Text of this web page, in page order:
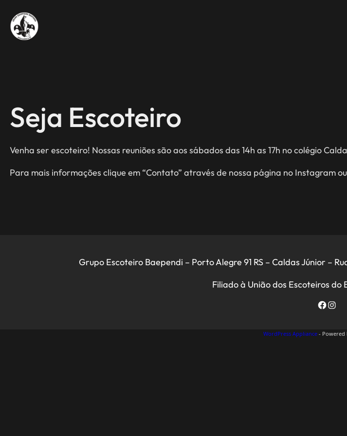
para
Seja Escoteiro
Venha ser escoteiro! Nossas reuniões são aos sábados das 14h as 17h no colégio
Para mais informações clique em “Contato” através de nossa página no Instagram
Grupo Escoteiro Baependi – Porto Alegre 91 RS – Caldas Júnior –
Filiado à União dos Escoteiros do
Facebook
WordPress Appliance - Powered